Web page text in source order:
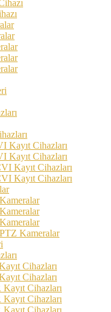
Cihazları
Cihazları
Cihazları
Cihazları
Kameralar
Cihazları
Cihazları
Cihazları
Cihazları
Cihazları